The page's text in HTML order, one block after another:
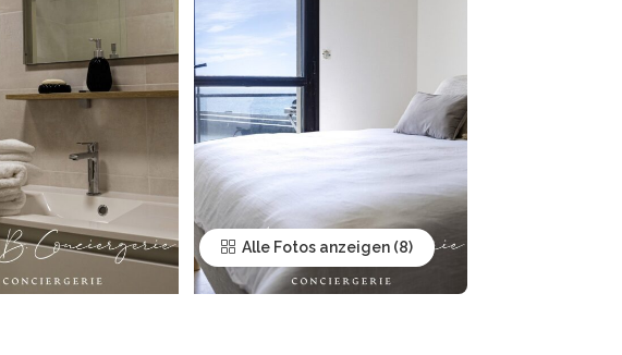
Alle Fotos anzeigen